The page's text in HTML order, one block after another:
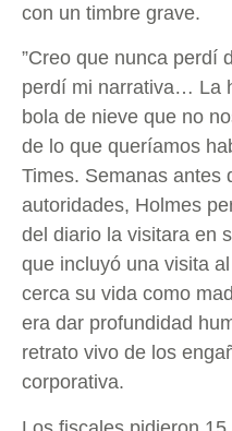
con un timbre grave.
”Creo que nunca perdí
perdí mi narrativa… La
bola de nieve que no
de lo que queríamos
Times. Semanas antes
autoridades, Holmes
del diario la visitara en
que incluyó una visita
cerca su vida como
era dar profundidad
retrato vivo de los
corporativa.